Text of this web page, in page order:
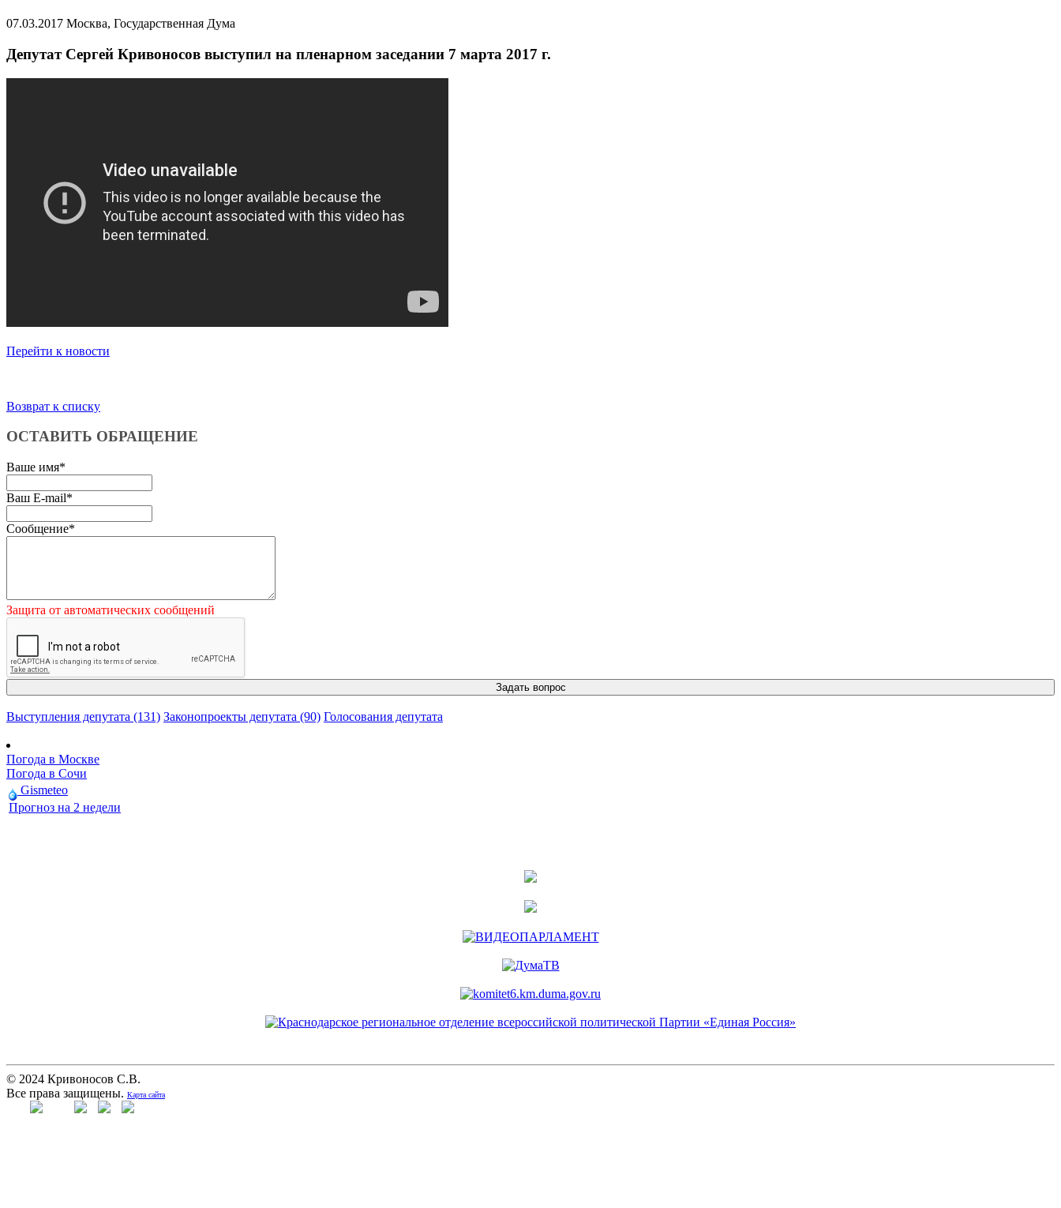
07.03.2017 Москва, Государственная Дума
Депутат Сергей Кривоносов выступил на пленарном заседании 7 марта 2017 г.
Перейти к новости
Возврат к списку
ОСТАВИТЬ ОБРАЩЕНИЕ
Ваше имя*
Ваш E-mail*
Сообщение*
Защита от автоматических сообщений
Выступления депутата (131) Законопроекты депутата (90) Голосования депутата
Погода в Москве
Погода в Сочи
Gismeteo
Прогноз на 2 недели
© 2024 Кривоносов С.В.
Все права защищены. Карта сайта